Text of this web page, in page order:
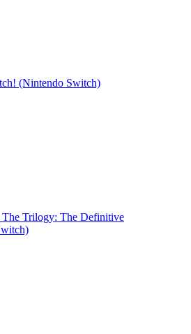
(Nintendo Switch)
Trilogy: The Definitive